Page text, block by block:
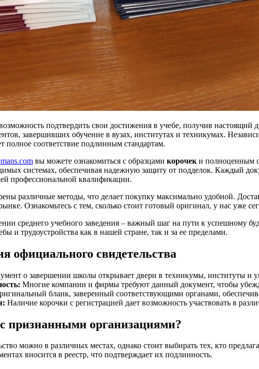
подтвердить свои достижения в учебе, получив
завершивших обучение в вузах, институтах и техникумах.
полное соответствие подлинным стандартам.
вы можете ознакомиться с образцами корочек и полноценным
системах, обеспечивая надежную защиту от подделок. Каждый
профессиональной квалификации.
различные методы, что делает покупку максимально удобной.
Ознакомьтесь с тем, сколько стоит готовый оригинал, у нас уже
среднего учебного заведения – важный шаг на пути к успешному
и трудоустройства как в нашей стране, так и за ее пределами.
официального свидетельства
о завершении школы открывает двери в техникумы, институты и
Многие компании и фирмы требуют данный документ, чтобы
бланк, заверенный соответствующими органами,
Наличие корочки с регистрацией дает возможность участвовать в
признанными организациями?
можно в различных местах, однако стоит выбирать тех, кто
вносится в реестр, что подтверждает их подлинность.